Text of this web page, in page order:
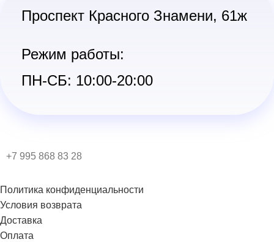
Проспект Красного Знамени, 61ж
Режим работы:
ПН-СБ: 10:00-20:00
+7 995 868 83 28
Политика конфиденциальности
Условия возврата
Доставка
Оплата